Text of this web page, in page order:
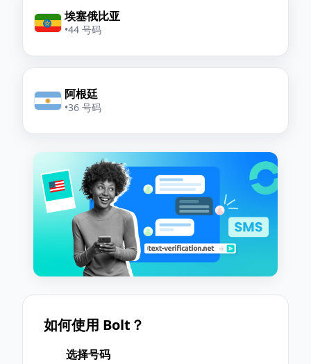
埃塞俄比亚
•44 号码
阿根廷
•36 号码
如何使用 Bolt？
选择号码